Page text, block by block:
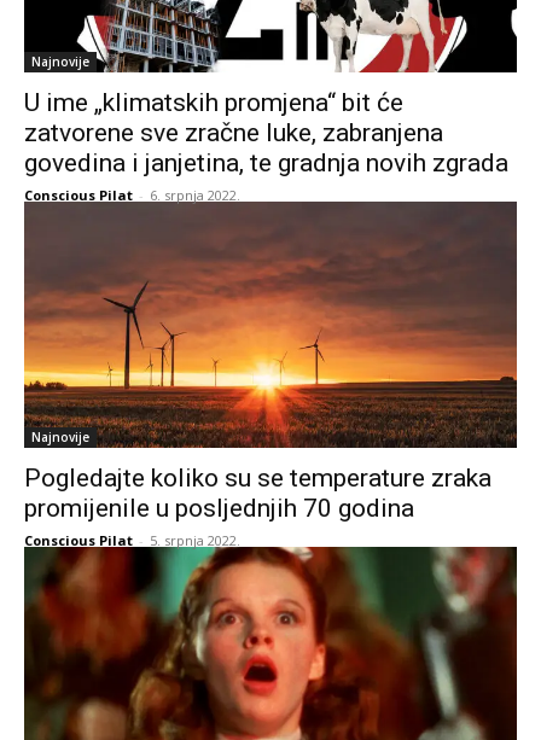
Najnovije
U ime „klimatskih promjena“ bit će
zatvorene sve zračne luke, zabranjena
govedina i janjetina, te gradnja novih zgrada
Conscious Pilat - 6. srpnja 2022.
Najnovije
Pogledajte koliko su se temperature zraka
promijenile u posljednjih 70 godina
Conscious Pilat - 5. srpnja 2022.